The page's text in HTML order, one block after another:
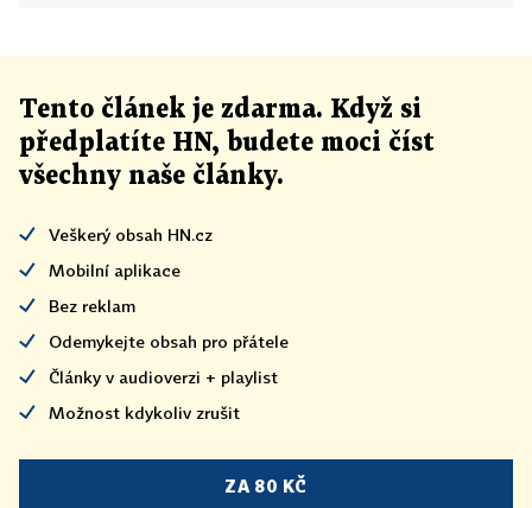
Tento článek je zdarma. Když si
předplatíte HN, budete moci číst
všechny naše články.
Veškerý obsah HN.cz
Mobilní aplikace
Bez reklam
Odemykejte obsah pro přátele
Články v audioverzi + playlist
Možnost kdykoliv zrušit
ZA 80 KČ